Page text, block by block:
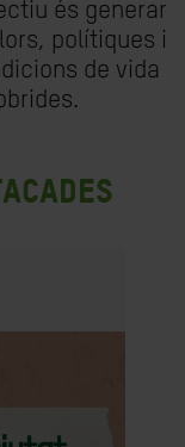
és generar
polítiques i
de vida